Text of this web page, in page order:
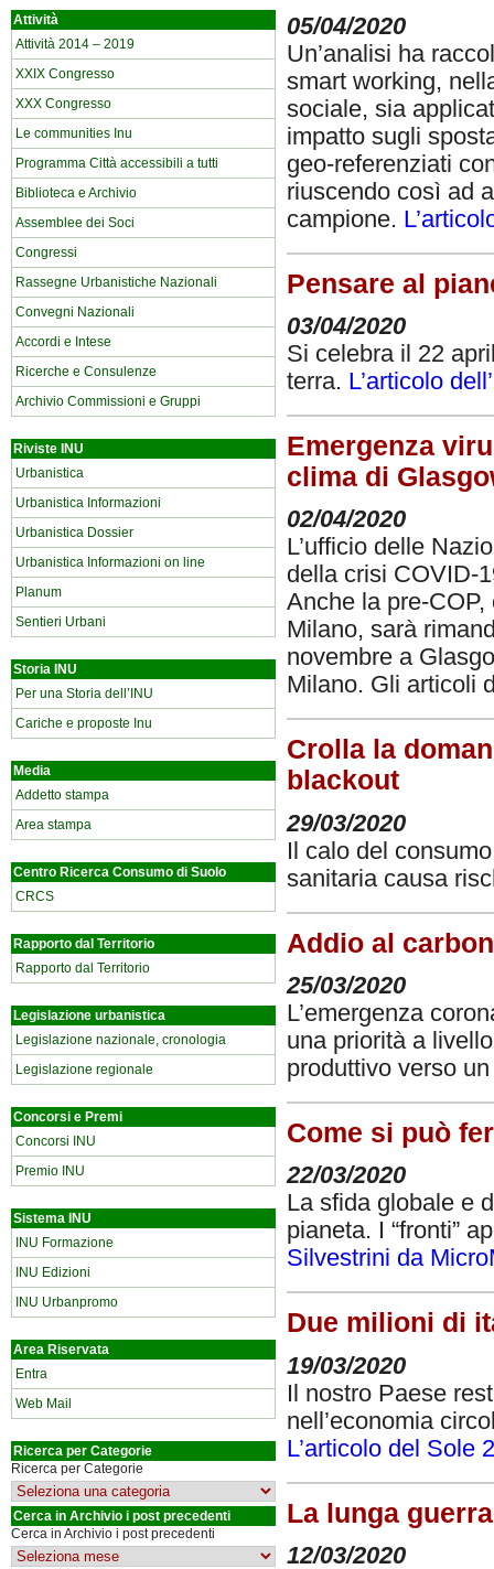
Attività
Attività 2014 – 2019
XXIX Congresso
XXX Congresso
Le communities Inu
Programma Città accessibili a tutti
Biblioteca e Archivio
Assemblee dei Soci
Congressi
Rassegne Urbanistiche Nazionali
Convegni Nazionali
Accordi e Intese
Ricerche e Consulenze
Archivio Commissioni e Gruppi
Riviste INU
Urbanistica
Urbanistica Informazioni
Urbanistica Dossier
Urbanistica Informazioni on line
Planum
Sentieri Urbani
Storia INU
Per una Storia dell’INU
Cariche e proposte Inu
Media
Addetto stampa
Area stampa
Centro Ricerca Consumo di Suolo
CRCS
Rapporto dal Territorio
Rapporto dal Territorio
Legislazione urbanistica
Legislazione nazionale, cronologia
Legislazione regionale
Concorsi e Premi
Concorsi INU
Premio INU
Sistema INU
INU Formazione
INU Edizioni
INU Urbanpromo
Area Riservata
Entra
Web Mail
Ricerca per Categorie
Ricerca per Categorie
Cerca in Archivio i post precedenti
Cerca in Archivio i post precedenti
05/04/2020
Un’analisi ha
smart working,
sociale, sia
impatto sugli
geo-referenziati
riuscendo così ad
campione.
Pensare al
03/04/2020
Si celebra il 22
terra. L’articolo
Emergenza
clima di
02/04/2020
L’ufficio delle
della crisi COVID-
Anche la pre-COP,
Milano, sarà
novembre a
Milano. Gli articoli
Crolla la
blackout
29/03/2020
Il calo del
sanitaria causa
Addio al
25/03/2020
L’emergenza
una priorità a
produttivo verso
Come si può
22/03/2020
La sfida globale e
pianeta. I “fronti”
Silvestrini da
Due milioni di
19/03/2020
Il nostro Paese
nell’economia
L’articolo del Sole
La lunga
12/03/2020